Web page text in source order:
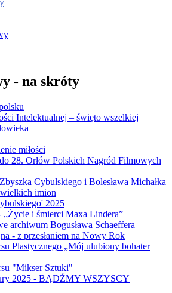
- na skróty
Intelektualnej – święto wszelkiej
miłości
28. Orłów Polskich Nagród Filmowych
Cybulskiego i Bolesława Michałka
imion
2025
„Życie i śmierci Maxa Lindera”
archiwum Bogusława Schaeffera
- z przesłaniem na Nowy Rok
Plastycznego „Mój ulubiony bohater
"Mikser Sztuki"
2025 - BĄDŹMY WSZYSCY